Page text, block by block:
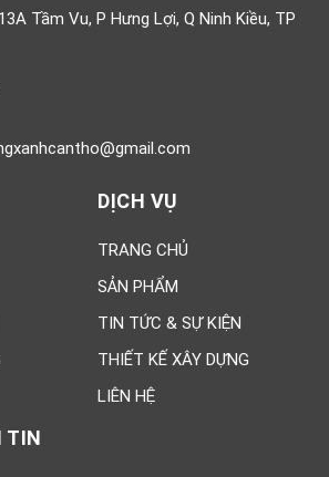
Tầm Vu, P Hưng Lợi, Q Ninh Kiều, TP
DỊCH VỤ
TRANG CHỦ
SẢN PHẨM
TIN TỨC & SỰ KIỆN
THIẾT KẾ XÂY DỰNG
LIÊN HỆ
TIN